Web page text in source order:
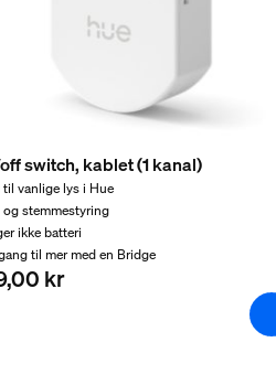
switch, kablet (1 kanal)
til vanlige lys i Hue
stemmestyring
ikke batteri
til mer med en Bridge
kr